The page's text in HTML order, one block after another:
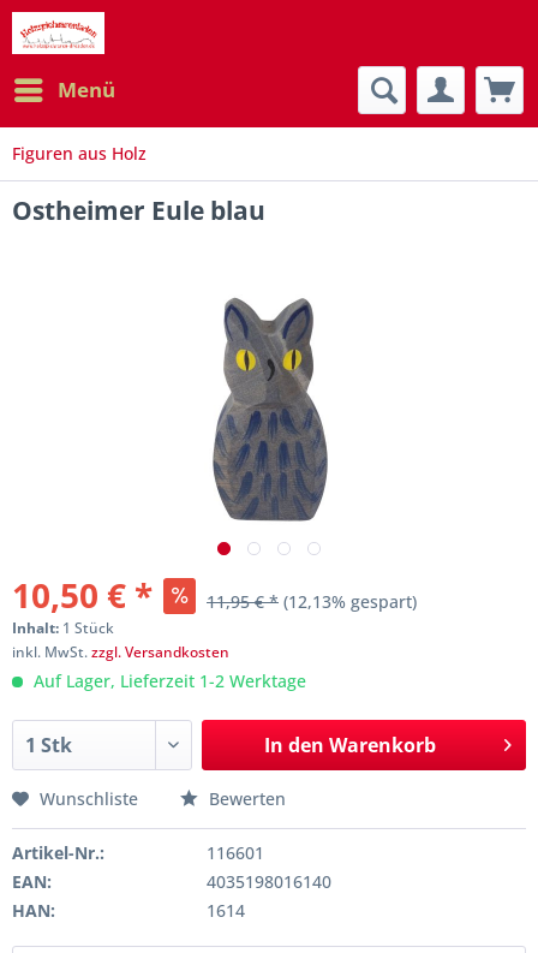
Menü
Figuren aus Holz
Ostheimer Eule blau
10,50 € * 11,95 € * (12,13% gespart)
Inhalt: 1 Stück
inkl. MwSt.zzgl. Versandkosten
Auf Lager, Lieferzeit 1-2 Werktage
In den Warenkorb
Wunschliste Bewerten
Artikel-Nr.:
116601
EAN:
4035198016140
HAN:
1614